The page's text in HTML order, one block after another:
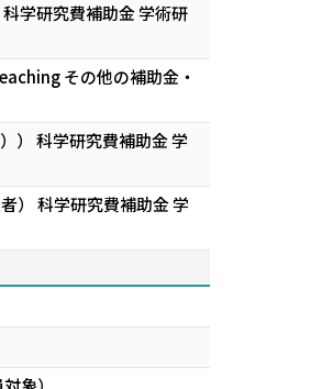
学研究費補助金 学術研
その他の補助金・
） 科学研究費補助金 学
） 科学研究費補助金 学